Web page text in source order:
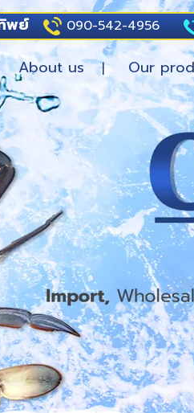
About us Our
พย์ 090-542-4956